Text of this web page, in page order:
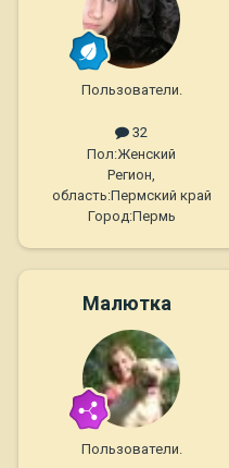
Пользователи.
32
Пол:Женский
Регион,
область:Пермский край
Город:Пермь
Малютка
Пользователи.